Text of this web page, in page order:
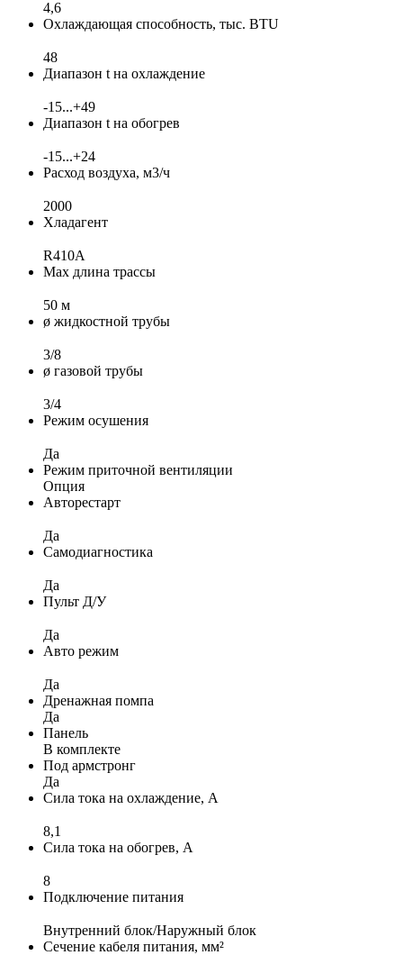
4,6
Охлаждающая способность, тыс. BTU
48
Диапазон t на охлаждение
-15...+49
Диапазон t на обогрев
-15...+24
Расход воздуха, м3/ч
2000
Хладагент
R410A
Max длина трассы
50 м
ø жидкостной трубы
3/8
ø газовой трубы
3/4
Режим осушения
Да
Режим приточной вентиляции
Опция
Авторестарт
Да
Самодиагностика
Да
Пульт Д/У
Да
Авто режим
Да
Дренажная помпа
Да
Панель
В комплекте
Под армстронг
Да
Сила тока на охлаждение, А
8,1
Сила тока на обогрев, А
8
Подключение питания
Внутренний блок/Наружный блок
Сечение кабеля питания, мм²